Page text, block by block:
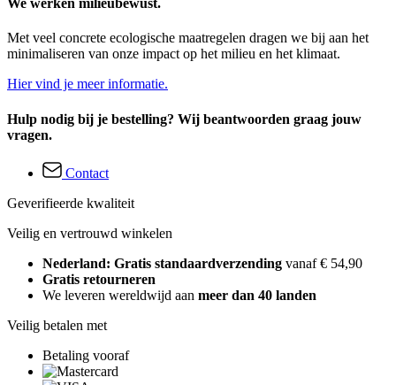
We werken milieubewust.
Met veel concrete ecologische maatregelen dragen we bij aan het
minimaliseren van onze impact op het milieu en het klimaat.
Hier vind je meer informatie.
Hulp nodig bij je bestelling? Wij beantwoorden graag jouw
vragen.
Contact
Geverifieerde kwaliteit
Veilig en vertrouwd winkelen
Nederland: Gratis standaardverzending vanaf € 54,90
Gratis retourneren
We leveren wereldwijd aan meer dan 40 landen
Veilig betalen met
Betaling vooraf